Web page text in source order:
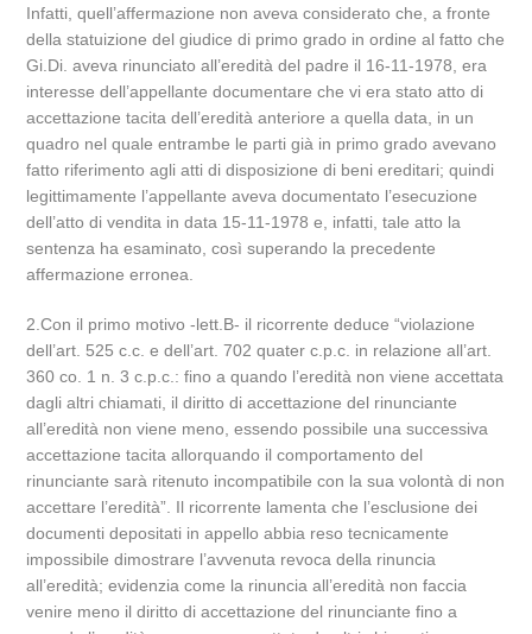
Infatti, quell’affermazione non aveva considerato che, a fronte
della statuizione del giudice di primo grado in ordine al fatto che
Gi.Di. aveva rinunciato all’eredità del padre il 16-11-1978, era
interesse dell’appellante documentare che vi era stato atto di
accettazione tacita dell’eredità anteriore a quella data, in un
quadro nel quale entrambe le parti già in primo grado avevano
fatto riferimento agli atti di disposizione di beni ereditari; quindi
legittimamente l’appellante aveva documentato l’esecuzione
dell’atto di vendita in data 15-11-1978 e, infatti, tale atto la
sentenza ha esaminato, così superando la precedente
affermazione erronea.
2.Con il primo motivo -lett.B- il ricorrente deduce “violazione
dell’art. 525 c.c. e dell’art. 702 quater c.p.c. in relazione all’art.
360 co. 1 n. 3 c.p.c.: fino a quando l’eredità non viene accettata
dagli altri chiamati, il diritto di accettazione del rinunciante
all’eredità non viene meno, essendo possibile una successiva
accettazione tacita allorquando il comportamento del
rinunciante sarà ritenuto incompatibile con la sua volontà di non
accettare l’eredità”. Il ricorrente lamenta che l’esclusione dei
documenti depositati in appello abbia reso tecnicamente
impossibile dimostrare l’avvenuta revoca della rinuncia
all’eredità; evidenzia come la rinuncia all’eredità non faccia
venire meno il diritto di accettazione del rinunciante fino a